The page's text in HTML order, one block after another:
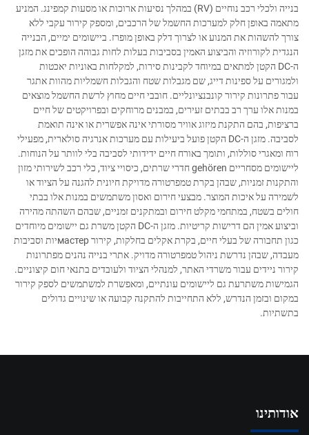
בנייה ולכלי רכב נוחיים (RV) במהלך נסיעות ארוכות או מסעות קמפינג. המניע
מתאמה באופן חלק למערכות החשמל של הרכבים, ומספק קירור עקבי ללא
צורך להשהות את המנוע או לצרוך דלק באופן מופרז. ביישומים ימיים, הבנייה
הנגדית לקורוזיה והביצוע האמין בסביבות בעלות לחות גבוהה הופכים את מזגן
ה-DC הקטן למתאים במיוחד לקבינות סירות, למקלחות באוניות יאכטות
ולמגורים על ספינות דייג, שם מגבלות שטח והגבלות חשמליות מהוות אתגר
עבור פתרונות קירור קונבנציונליים. חובבי חיים מחוץ לרשת החשמל מוצאים
במנות אלו ערך רב בבתים זעירים, במבנים מרוחקים ובפרויקטים של חיים
ברציפות, בהם התקנת מיזוג אוויר מסורתי אינה אפשרית או אינה תואמת
לסביבה. מזגן ה-DC הקטן פועל ביעילות עם מערכות אנרגיה סולארית, מפעילי
רוח ומאגרי סוללות, ותומך באורח חיים ידידותי לסביבה בלי לוותר על הנוחות.
ליישומים מסחריים gehören חדרי שרתים, כיסויי ציוד, כלי רכב לשירותי מזון
והתקנות זמניות, שבהן בקרת טמפרטורה מדויקת חיונית להגנה על הציוד או
לשמירה על איכות המוצר. מבצעי חירום ואסון משתמשים במנות אלו בבתי
חולים בשטח, במתחמי מקלט חירום ובמתקנים זמניים, שבהם השהתה מהירה
וביצוע אמין הם דרישות קריטיות. מזגן ה-DC הקטן משרת גם יישומים מיוחדים
כגון תחבורה של בעלי חיים, בקרת אקלים בחלקות, קירור мастерיות וסביבות
מעבדה, שבהן נדרשת ניהול טמפרטורה מדויק. אתרי בנייה נהנים מפתרונות
קירור ניידים עבור משרדי האתר, למנהלי הציוד ולעובדים בתנאי חום קיצוניים.
הגמישות משתרעת גם ליישומים עונתיים, ומאפשרת למשתמשים לספק קירור
במקום ובזמן הנדרש, ללא התחייבות להתקנה קבועה או שינויים גדולים
בתשתיות.
אודותינו